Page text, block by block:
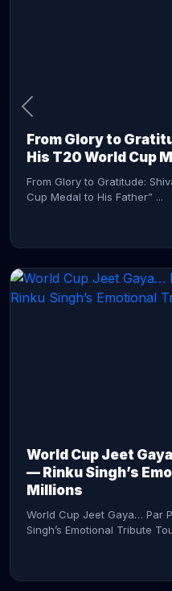
From Glory to
His T20 World Cup
From Glory to Gratitude:
Cup Medal to His Father” ...
World Cup Jeet
— Rinku Singh’s
Millions
World Cup Jeet Gaya… Par
Singh’s Emotional Tribute